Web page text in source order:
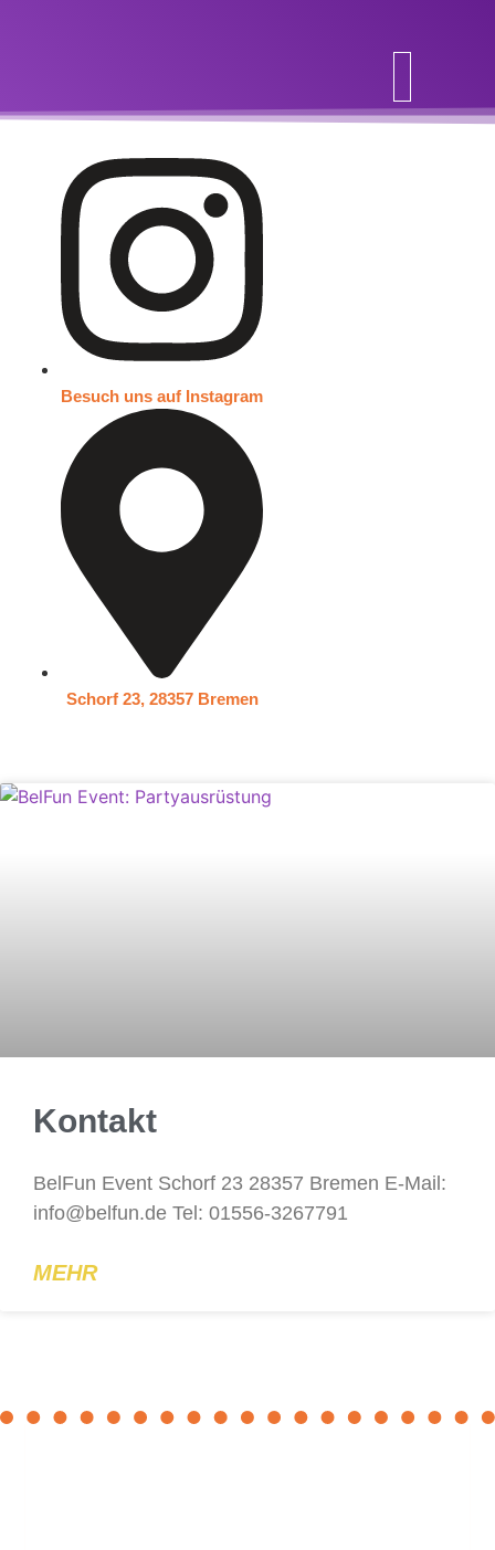
Besuch uns auf Instagram
Schorf 23, 28357 Bremen
Kontakt
BelFun Event Schorf 23 28357 Bremen E-Mail:
info@belfun.de Tel: 01556-3267791
MEHR